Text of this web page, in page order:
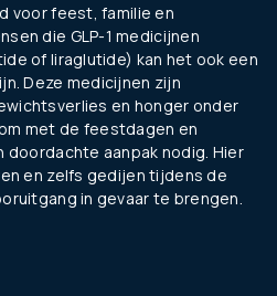
voor feest, familie en
die GLP-1 medicijnen
of liraglutide) kan het ook een
Deze medicijnen zijn
en honger onder
met de feestdagen en
aanpak nodig. Hier
en zelfs gedijen tijdens de
in gevaar te brengen.